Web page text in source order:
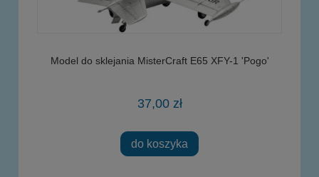
Model do sklejania MisterCraft E65 XFY-1 'Pogo'
37,00 zł
do koszyka